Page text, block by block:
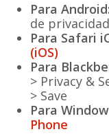
Para Android:
de
Para Safari
(iOS)
Para
> Privacy &
> Save
Para
Phone